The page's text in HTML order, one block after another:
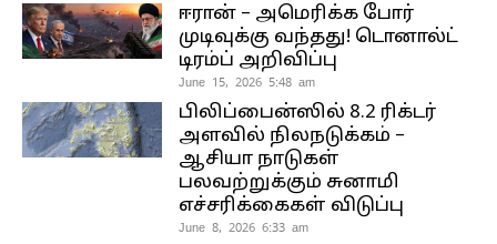
ஈரான் – அமெரிக்க போர்
முடிவுக்கு வந்தது! டொனால்ட்
டிரம்ப் அறிவிப்பு
June 15, 2026 5:48 am
பிலிப்பைன்ஸில் 8.2 ரிக்டர்
அளவில் நிலநடுக்கம் –
ஆசியா நாடுகள்
பலவற்றுக்கும் சுனாமி
எச்சரிக்கைகள் விடுப்பு
June 8, 2026 6:33 am